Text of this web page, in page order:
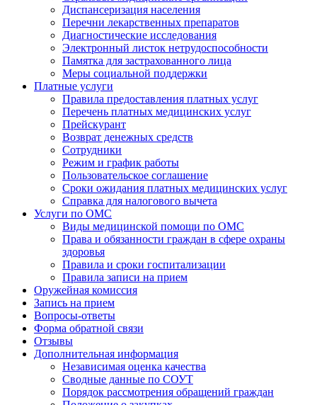
Диспансеризация населения
Перечни лекарственных препаратов
Диагностические исследования
Электронный листок нетрудоспособности
Памятка для застрахованного лица
Меры социальной поддержки
Платные услуги
Правила предоставления платных услуг
Перечень платных медицинских услуг
Прейскурант
Возврат денежных средств
Сотрудники
Режим и график работы
Пользовательское соглашение
Сроки ожидания платных медицинских услуг
Справка для налогового вычета
Услуги по ОМС
Виды медицинской помощи по ОМС
Права и обязанности граждан в сфере охраны
здоровья
Правила и сроки госпитализации
Правила записи на прием
Оружейная комиссия
Запись на прием
Вопросы-ответы
Форма обратной связи
Отзывы
Дополнительная информация
Независимая оценка качества
Сводные данные по СОУТ
Порядок рассмотрения обращений граждан